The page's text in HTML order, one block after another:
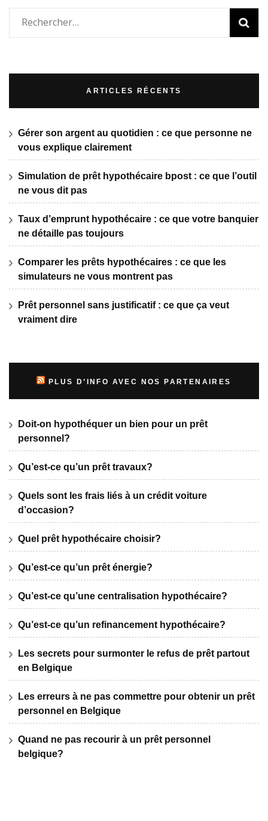
Rechercher :
ARTICLES RÉCENTS
Gérer son argent au quotidien : ce que personne ne
vous explique clairement
Simulation de prêt hypothécaire bpost : ce que l’outil
ne vous dit pas
Taux d’emprunt hypothécaire : ce que votre banquier
ne détaille pas toujours
Comparer les prêts hypothécaires : ce que les
simulateurs ne vous montrent pas
Prêt personnel sans justificatif : ce que ça veut
vraiment dire
PLUS D’INFO AVEC NOS PARTENAIRES
Doit-on hypothéquer un bien pour un prêt
personnel?
Qu’est-ce qu’un prêt travaux?
Quels sont les frais liés à un crédit voiture
d’occasion?
Quel prêt hypothécaire choisir?
Qu’est-ce qu’un prêt énergie?
Qu’est-ce qu’une centralisation hypothécaire?
Qu’est-ce qu’un refinancement hypothécaire?
Les secrets pour surmonter le refus de prêt partout
en Belgique
Les erreurs à ne pas commettre pour obtenir un prêt
personnel en Belgique
Quand ne pas recourir à un prêt personnel
belgique?